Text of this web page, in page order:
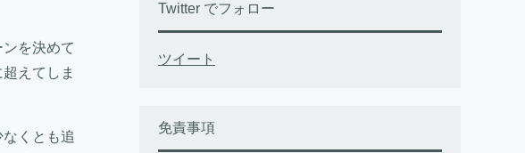
を決めて
えてしま
くとも追
Twitter でフォロー
ツイート
免責事項